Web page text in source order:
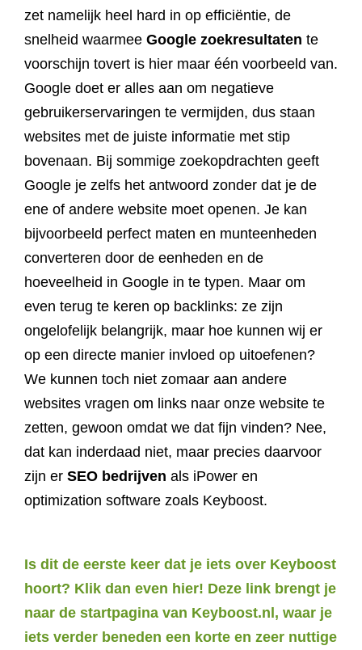
zet namelijk heel hard in op efficiëntie, de
snelheid waarmee Google zoekresultaten te
voorschijn tovert is hier maar één voorbeeld van.
Google doet er alles aan om negatieve
gebruikerservaringen te vermijden, dus staan
websites met de juiste informatie met stip
bovenaan. Bij sommige zoekopdrachten geeft
Google je zelfs het antwoord zonder dat je de
ene of andere website moet openen. Je kan
bijvoorbeeld perfect maten en munteenheden
converteren door de eenheden en de
hoeveelheid in Google in te typen. Maar om
even terug te keren op backlinks: ze zijn
ongelofelijk belangrijk, maar hoe kunnen wij er
op een directe manier invloed op uitoefenen?
We kunnen toch niet zomaar aan andere
websites vragen om links naar onze website te
zetten, gewoon omdat we dat fijn vinden? Nee,
dat kan inderdaad niet, maar precies daarvoor
zijn er SEO bedrijven als iPower en
optimization software zoals Keyboost.
Is dit de eerste keer dat je iets over Keyboost
hoort? Klik dan even hier! Deze link brengt je
naar de startpagina van Keyboost.nl, waar je
iets verder beneden een korte en zeer nuttige